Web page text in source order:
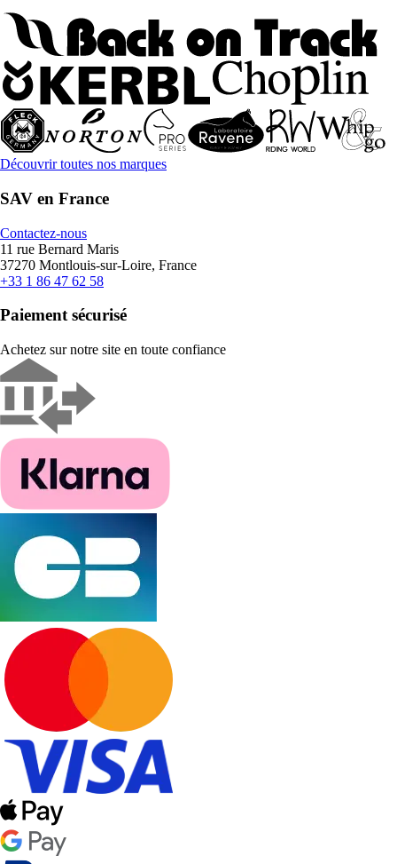
Découvrir toutes nos marques
SAV en France
Contactez-nous
11 rue Bernard Maris
37270 Montlouis-sur-Loire, France
+33 1 86 47 62 58
Paiement sécurisé
Achetez sur notre site en toute confiance